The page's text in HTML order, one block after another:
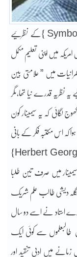
ئیے
میں امریکہ میں اپنی تعلیم مکمل
میں ” علامتی بین
نظریہ قدرے نیا تھا،مگر
کہ یہ سیمینار کون
کہ اس مکتبہ فکر کے بانی
ہربرٹ جارج بلومر {Herbert George Blumer ، 1900-1997}
میں صرف تین طلبا
دیشی طالب علم شریک
استاد نے اسے دو سال
طالبعلموں سے کوئی ایک
میں ادبی تنقید اور